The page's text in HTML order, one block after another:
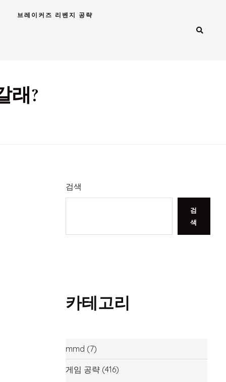
브레이커즈 리벤지 공략
래?
검색
검
색
카테고리
mmd (7)
게임 공략(416)